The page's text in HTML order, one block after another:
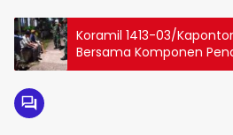
Koramil 1413-03/
Bersama Komponen
Boneatiro Induk